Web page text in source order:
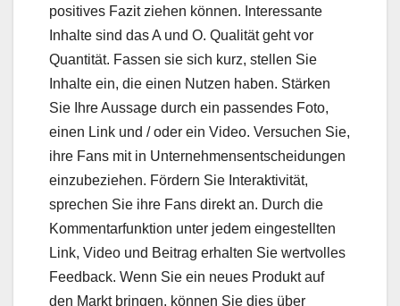
positives Fazit ziehen können. Interessante
Inhalte sind das A und O. Qualität geht vor
Quantität. Fassen sie sich kurz, stellen Sie
Inhalte ein, die einen Nutzen haben. Stärken
Sie Ihre Aussage durch ein passendes Foto,
einen Link und / oder ein Video. Versuchen Sie,
ihre Fans mit in Unternehmensentscheidungen
einzubeziehen. Fördern Sie Interaktivität,
sprechen Sie ihre Fans direkt an. Durch die
Kommentarfunktion unter jedem eingestellten
Link, Video und Beitrag erhalten Sie wertvolles
Feedback. Wenn Sie ein neues Produkt auf
den Markt bringen, können Sie dies über